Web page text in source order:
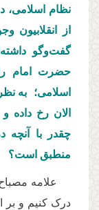
نظام اسلامی،
از
گفت‌وگو
حضرت‌ امام
اسلامی؛ به
الان رخ
چقدر با
منطبق است؟
علامه
درک کنیم و